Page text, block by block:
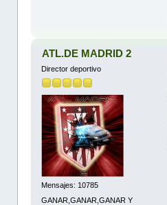
ATL.DE MADRID 2
Director deportivo
Mensajes: 10785
GANAR,GANAR,GANAR Y